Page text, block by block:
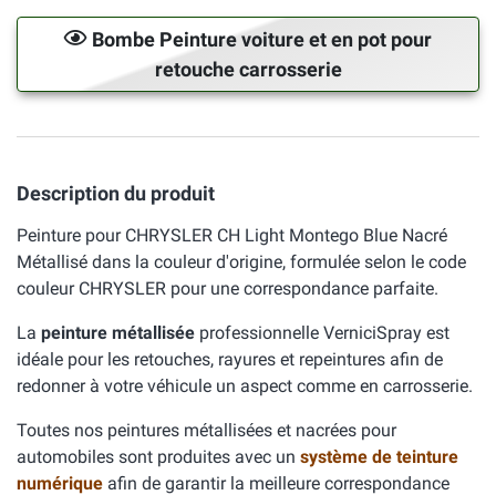
Bombe Peinture voiture et en pot pour
retouche carrosserie
Description du produit
Peinture pour CHRYSLER CH Light Montego Blue Nacré
Métallisé dans la couleur d'origine, formulée selon le code
couleur CHRYSLER pour une correspondance parfaite.
La peinture métallisée professionnelle VerniciSpray est
idéale pour les retouches, rayures et repeintures afin de
redonner à votre véhicule un aspect comme en carrosserie.
Toutes nos peintures métallisées et nacrées pour
automobiles sont produites avec un système de teinture
numérique afin de garantir la meilleure correspondance